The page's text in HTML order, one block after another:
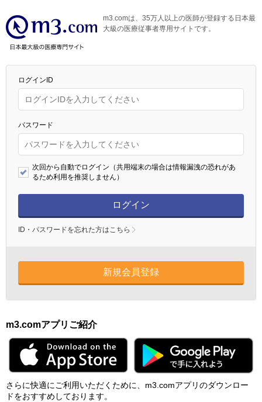
m3.comは、35万人以上の医師が登録する日本最
大級の医療従事者専用サイトです。
ログインID
パスワード
次回から自動でログイン（共用端末の場合は情報漏洩の恐れがあ
るため利用を推奨しません）
ログイン
ID・パスワードを忘れた方はこちら
新規会員登録
m3.comアプリご紹介
さらに快適にご利⽤いただくために、m3.comアプリのダウンロー
ドをおすすめしております。